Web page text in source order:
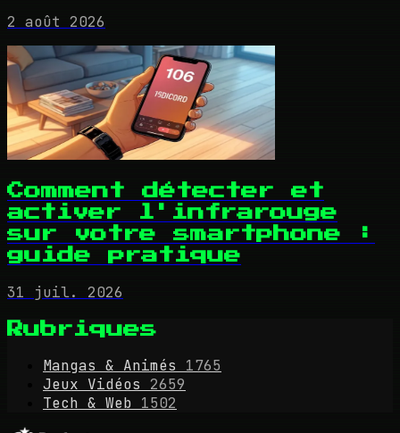
2 août 2026
Comment détecter et
activer l'infrarouge
sur votre smartphone :
guide pratique
31 juil. 2026
Rubriques
Mangas & Animés
1765
Jeux Vidéos
2659
Tech & Web 1502